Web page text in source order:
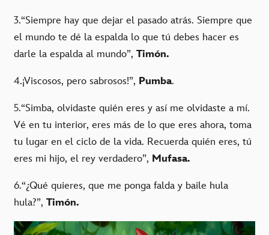
3.“Siempre hay que dejar el pasado atrás. Siempre que
el mundo te dé la espalda lo que tú debes hacer es
darle la espalda al mundo”, Timón.
4.¡Viscosos, pero sabrosos!”, Pumba.
5.“Simba, olvidaste quién eres y así me olvidaste a mí.
Vé en tu interior, eres más de lo que eres ahora, toma
tu lugar en el ciclo de la vida. Recuerda quién eres, tú
eres mi hijo, el rey verdadero”, Mufasa.
6.“¿Qué quieres, que me ponga falda y baile hula
hula?”, Timón.